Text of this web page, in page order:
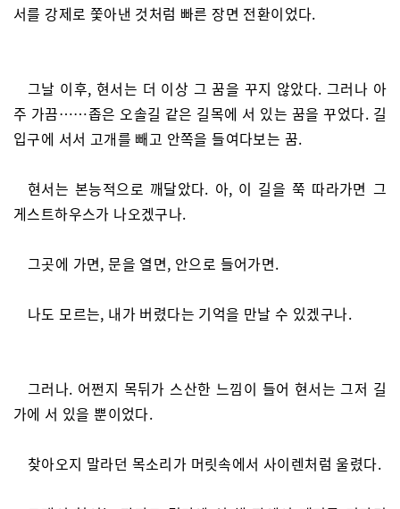
서를 강제로 쫓아낸 것처럼 빠른 장면 전환이었다.
그날 이후, 현서는 더 이상 그 꿈을 꾸지 않았다. 그러나 아
주 가끔……좁은 오솔길 같은 길목에 서 있는 꿈을 꾸었다. 길
입구에 서서 고개를 빼고 안쪽을 들여다보는 꿈.
현서는 본능적으로 깨달았다. 아, 이 길을 쭉 따라가면 그
게스트하우스가 나오겠구나.
그곳에 가면, 문을 열면, 안으로 들어가면.
나도 모르는, 내가 버렸다는 기억을 만날 수 있겠구나.
그러나. 어쩐지 목뒤가 스산한 느낌이 들어 현서는 그저 길
가에 서 있을 뿐이었다.
찾아오지 말라던 목소리가 머릿속에서 사이렌처럼 울렸다.